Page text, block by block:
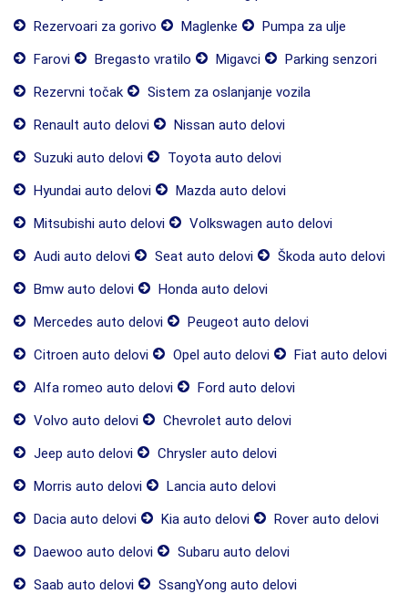
Rezervoari za gorivo
Maglenke
Pumpa za ulje
Farovi
Bregasto vratilo Migavci
Parking senzori
Rezervni točak
Sistem za oslanjanje vozila
Renault auto delovi
Nissan auto delovi
Suzuki auto delovi
Toyota auto delovi
Hyundai auto delovi
Mazda auto delovi
Mitsubishi auto delovi
Volkswagen auto delovi
Audi auto delovi
Seat auto delovi
Škoda auto delovi
Bmw auto delovi
Honda auto delovi
Mercedes auto delovi
Peugeot auto delovi
Citroen auto delovi
Opel auto delovi
Fiat auto delovi
Alfa romeo auto delovi
Ford auto delovi
Volvo auto delovi
Chevrolet auto delovi
Jeep auto delovi
Chrysler auto delovi
Morris auto delovi
Lancia auto delovi
Dacia auto delovi
Kia auto delovi
Rover auto delovi
Daewoo auto delovi
Subaru auto delovi
Saab auto delovi
SsangYong auto delovi